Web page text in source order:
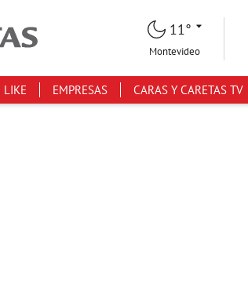
11°
Montevideo
LIKE EMPRESAS CARAS Y CARETAS TV